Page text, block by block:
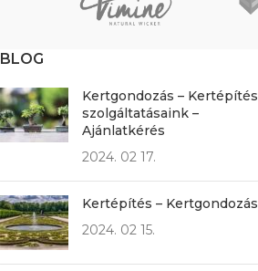
BLOG
Kertgondozás – Kertépítés
szolgáltatásaink –
Ajánlatkérés
2024. 02 17.
Kertépítés – Kertgondozás
2024. 02 15.